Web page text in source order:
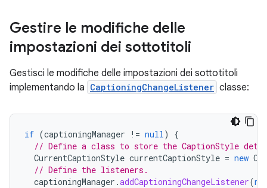
Gestire le modifiche delle
impostazioni dei sottotitoli
Gestisci le modifiche delle impostazioni dei sottotitoli
implementando la CaptioningChangeListener classe:
if (captioningManager != null)
{
// Define a class to store the CaptionStyle
CurrentCaptionStyle currentCaptionStyle = new
// Define the listeners.
captioningManager .addCaptioningChangeListener(